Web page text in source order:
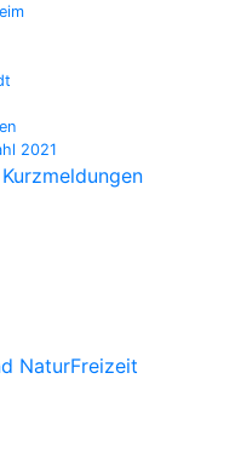
2021
NaturFreizeit